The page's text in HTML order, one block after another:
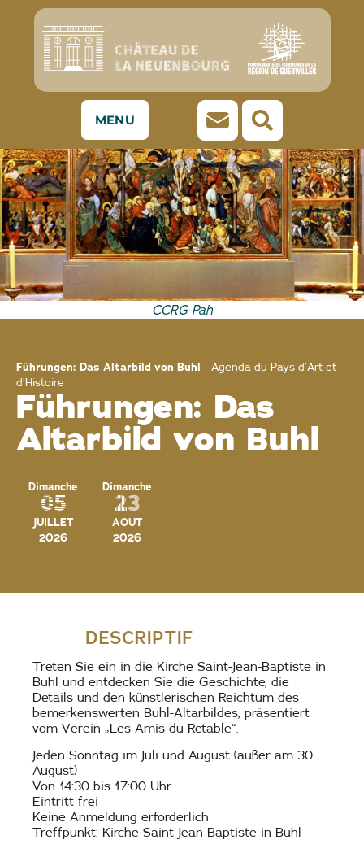
MENU
CCRG-Pah
Führungen: Das Altarbild von Buhl - Agenda du Pays d’Art et
d’Histoire
Führungen: Das
Altarbild von Buhl
Dimanche
05
JUILLET
2026
Dimanche
23
AOUT
2026
DESCRIPTIF
Treten Sie ein in die Kirche Saint-Jean-Baptiste in
Buhl und entdecken Sie die Geschichte, die
Details und den künstlerischen Reichtum des
bemerkenswerten Buhl-Altarbildes, präsentiert
vom Verein „Les Amis du Retable“.
Jeden Sonntag im Juli und August (außer am 30.
August)
Von 14:30 bis 17:00 Uhr
Eintritt frei
Keine Anmeldung erforderlich
Treffpunkt: Kirche Saint-Jean-Baptiste in Buhl